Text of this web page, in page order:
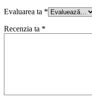
Evaluarea ta *
Recenzia ta *